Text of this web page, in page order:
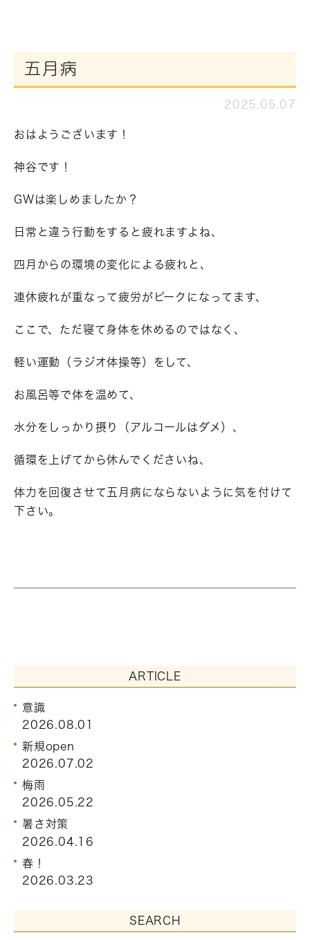
五月病
2025.05.07
おはようございます！
神谷です！
GWは楽しめましたか？
日常と違う行動をすると疲れますよね、
四月からの環境の変化による疲れと、
連休疲れが重なって疲労がピークになってます、
ここで、ただ寝て身体を休めるのではなく、
軽い運動（ラジオ体操等）をして、
お風呂等で体を温めて、
水分をしっかり摂り（アルコールはダメ）、
循環を上げてから休んでくださいね、
体力を回復させて五月病にならないように気を付けて
下さい。
ARTICLE
意識
2026.08.01
新規open
2026.07.02
梅雨
2026.05.22
暑さ対策
2026.04.16
春！
2026.03.23
SEARCH